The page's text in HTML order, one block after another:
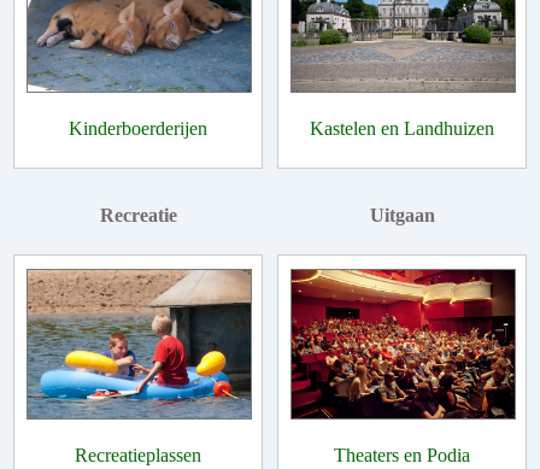
Kinderboerderijen Kastelen en Landhuizen
Recreatie
Recreatieplassen
Uitgaan
Theaters en Podia